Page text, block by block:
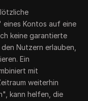
Kontos auf eine
keine garantierte
Nutzern erlauben,
Ein
mit
weiterhin
kann helfen, die